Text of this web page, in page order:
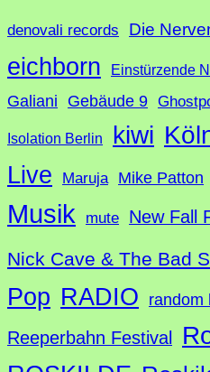
denovali records Die
eichborn Einstürzende
Galiani Gebäude 9
Isolation Berlin kiwi
Live Maruja Mike Patton
Musik mute New Fall
Nick Cave & The Bad
Pop RADIO random
Reeperbahn Festival